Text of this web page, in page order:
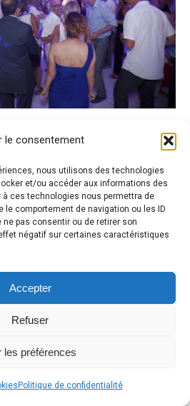
le consentement
nous utilisons des technologies
et/ou accéder aux informations des
à ces technologies nous permettra de
le comportement de navigation ou les ID
pas consentir ou de retirer son
négatif sur certaines caractéristiques
Accepter
Refuser
les préférences
Politique de confidentialité